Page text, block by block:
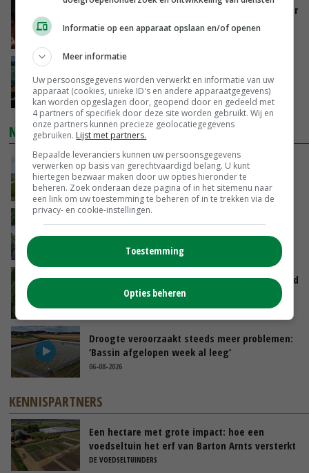
Vlaamse varkensstapel krimpt, pluimveesector
groeit door schaalvergroting
je gelukkig van wordt’
GISTEREN, 13:31
NIEUWSTE VIDEO'S
POAH!: John Deere 7730
GISTEREN, 10:00
de ambassade mag zelf groente plukken’
Limburgse mais van Frijns doet het verrassend
07-08-2026
Droogte veroorzaakt steeds meer problemen:
‘Bassin afgelopen week al leeg’
06-08-2026
KENNISPARTNERS
Een hectare met grote impact: hoe een
voedseltuin het erf van Barton Arnts versterkt
DE VOEDSELTUINDERS
Informatie op een apparaat opslaan en/of openen
Meer informatie
Uw persoonsgegevens worden verwerkt en informatie van uw
apparaat (cookies, unieke ID's en andere apparaatgegevens)
kan worden opgeslagen door, geopend door en gedeeld met
4 partners of specifiek door deze site worden gebruikt. Wij en
onze partners kunnen precieze geolocatiegegevens
gebruiken. Lijst met partners.
Bepaalde leveranciers kunnen uw persoonsgegevens
verwerken op basis van gerechtvaardigd belang. U kunt
hiertegen bezwaar maken door uw opties hieronder te
beheren. Zoek onderaan deze pagina of in het sitemenu naar
een link om uw toestemming te beheren of in te trekken via de
privacy- en cookie-instellingen.
Toestemming
Opties beheren